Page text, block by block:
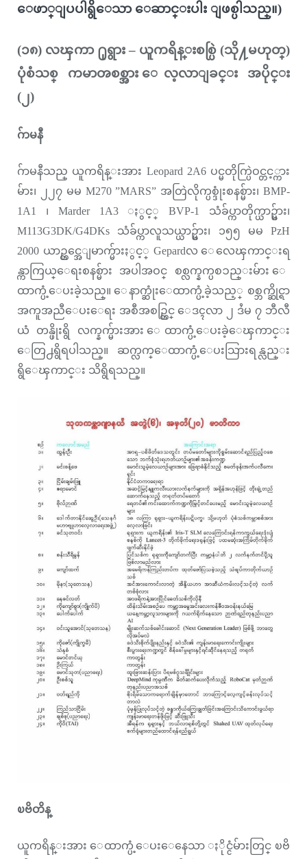
ေဖာ္ျပပါရွိေသာ ေဆာင္းပါး ျဖစ္ပါသည္။)
(၁၈) လၾကာ ႐ုရွား – ယူကရိန္းစစ္ပြဲ (သို႔မဟုတ္)
ပုံစံသစ္ ကမာၻစစ္အား ေလ့လာျခင္း အပိုင္း
(၂)
ဂ်ာမနီ
ဂ်ာမနီသည္ ယူကရိန္းအား Leopard 2A6 ပင္မတိုက္ပြဲဝင္တင့္ကား
မ်ား၊ ၂၂၇ မမ M270 ”MARS” အတြဲလိုက္ပစ္ဒုံးစနစ္မ်ား၊ BMP-
1A1 ၊ Marder 1A3 ႏွင့္ BVP-1 သံခ်ပ္ကာတိုက္ယာဥ္မ်ား၊
M113G3DK/G4DKs သံခ်ပ္ကာလူသယ္ယာဥ္မ်ား၊ ၁၅၅ မမ PzH
2000 ယာဥ္တင္အေျမာက္မ်ားႏွင့္ Gepardလ ေလေၾကာင္းရ
န္ကာကြယ္ေရးစနစ္မ်ား အပါအဝင္ စစ္လက္နက္ပစၥည္းမ်ား ေ
ထာက္ပံ့ေပးခဲ့သည္။ ေနာက္ဆုံးေထာက္ပံ့ခဲ့သည့္ စစ္ဘက္ဆိုင္ရာ
အကူအညီေပးေရး အစီအစဥ္တြင္ ေဒၚလာ ၂ ဒႆမ ၇ ဘီလီ
ယံ တန္ဖိုးရွိ လက္နက္မ်ားအား ေထာက္ပံ့ေပးခဲ့ေၾကာင္း
ေတြ႕ရွိရပါသည္။ ဆက္လက္ေထာက္ပံ့ေပးသြားရန္လည္း
ရွိေၾကာင္း သိရွိရသည္။
ၿဗိတိန္
ယူကရိန္းအား ေထာက္ပံ့ေပးေနေသာ ႏိုင္ငံမ်ားတြင္ ၿဗိ